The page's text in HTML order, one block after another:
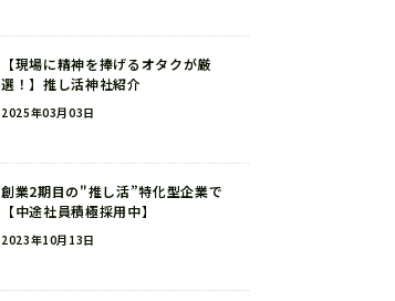
【現場に精神を捧げるオタクが厳
選！】推し活神社紹介
2025年03月03日
創業2期目の"推し活”特化型企業で
【中途社員積極採用中】
2023年10月13日